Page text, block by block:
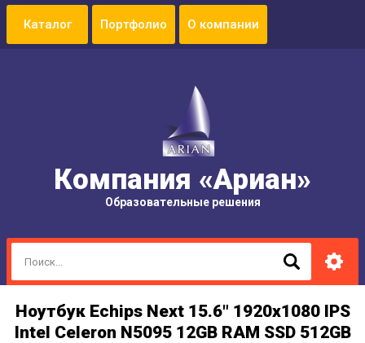
Портфолио О компании
Компания «Ариан»
Образовательные решения
Ноутбук Echips Next 15.6" 1920x1080 IPS
Intel Celeron N5095 12GB RAM SSD 512GB